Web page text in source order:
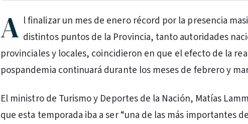
A l finalizar un mes de enero récord por la presencia
distintos puntos de la Provincia, tanto autoridades
provinciales y locales, coincidieron en que el efecto de la
pospandemia continuará durante los meses de febrero y
El ministro de Turismo y Deportes de la Nación, Matías
que esta temporada iba a ser “una de las más importantes